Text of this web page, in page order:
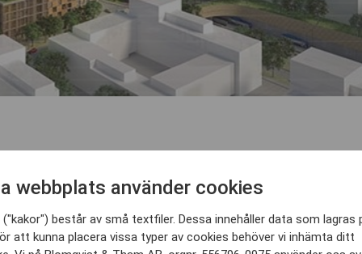
av väg 222 samt ny stadsbebyggelse.Copyright:
Nacka blir en ny stark kommunikationsnod och mötesplats för
webbplats använder cookies
består av små textfiler. Dessa innehåller data som lagras
att kunna placera vissa typer av cookies behöver vi inhämta ditt